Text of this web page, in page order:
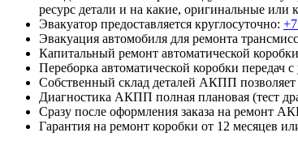
ресурс детали и на какие, оригинальные или
Эвакуатор предоставляется круглосуточно:
Эвакуация автомобиля для ремонта
Капитальный ремонт автоматической
Переборка автоматической коробки передач
Собственный склад деталей АКПП позволяет
Диагностика АКПП полная плановая (тест
Сразу после оформления заказа на ремонт
Гарантия на ремонт коробки от 12 месяцев